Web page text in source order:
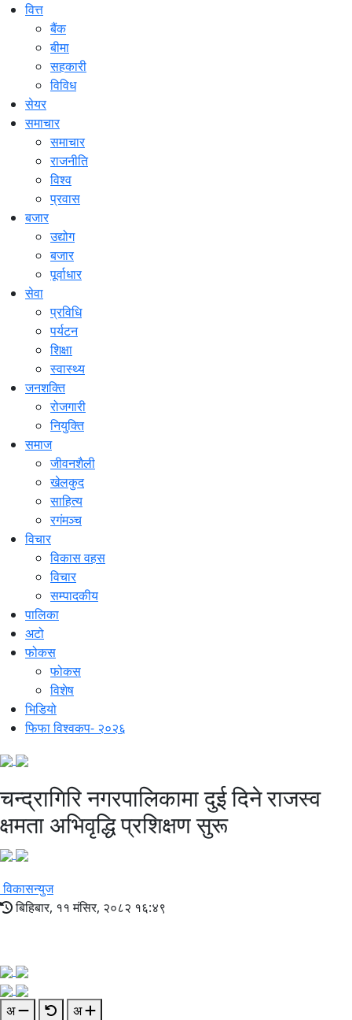
वित्त
बैंक
बीमा
सहकारी
विविध
सेयर
समाचार
समाचार
राजनीति
विश्व
प्रवास
बजार
उद्योग
बजार
पूर्वाधार
सेवा
प्रविधि
पर्यटन
शिक्षा
स्वास्थ्य
जनशक्ति
रोजगारी
नियुक्ति
समाज
जीवनशैली
खेलकुद
साहित्य
रगंमञ्च
विचार
विकास वहस
विचार
सम्पादकीय
पालिका
अटो
फोकस
फोकस
विशेष
भिडियो
फिफा विश्वकप- २०२६
चन्द्रागिरि नगरपालिकामा दुई दिने राजस्व
क्षमता अभिवृद्धि प्रशिक्षण सुरू
विकासन्युज
बिहिबार, ११ मंसिर, २०८२ १६:४९
अ अ